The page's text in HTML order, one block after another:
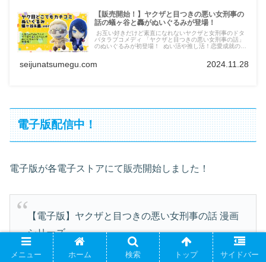
【販売開始！】ヤクザと目つきの悪い女刑事の
話の蟻ヶ谷と轟がぬいぐるみが登場！
お互い好きだけど素直になれないヤクザと女刑事のドタ
バタラブコメディ 「ヤクザと目つきの悪い女刑事の話」
のぬいぐるみが初登場！ ぬい活や推し活！恋愛成就のお
な世界にカチコミだ！
seijunatsumegu.com 2024.11.28
電子版配信中！
電子版が各電子ストアにて販売開始しました！
【電子版】ヤクザと目つきの悪い女刑事の話 漫画
シリーズ
Amazon
https://buff.ly/46QHFfF 楽天
メニュー ホーム 検索 トップ サイドバー